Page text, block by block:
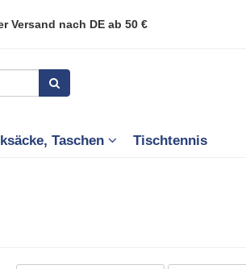
Versand nach DE ab 50 €
Taschen Tischtennis